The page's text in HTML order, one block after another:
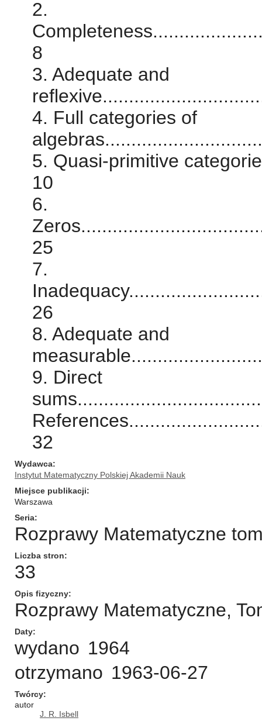
2.
8
3. Adequate and
4. Full categories of
5. Quasi-primitive
10
6.
25
7.
26
8. Adequate and
9. Direct
32
Wydawca
Instytut Matematyczny Polskiej Akademii Nauk
Miejsce publikacji
Warszawa
Seria
Rozprawy Matematyczne
Liczba stron
33
Opis fizyczny
Rozprawy Matematyczne,
Daty
wydano 1964
otrzymano 1963-06-27
Twórcy
autor
J. R. Isbell